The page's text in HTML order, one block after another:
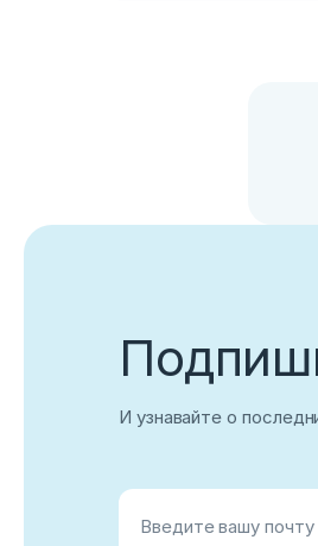
И узнавайте о
Введите вашу почту